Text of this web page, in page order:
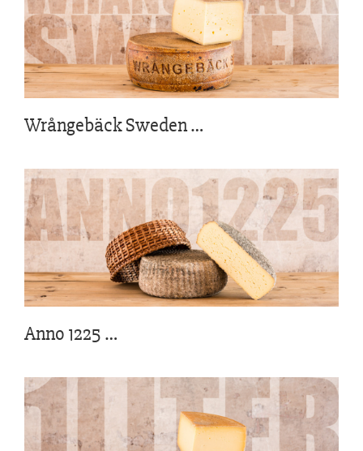
Wrångebäck Sweden…
Anno 1225 …